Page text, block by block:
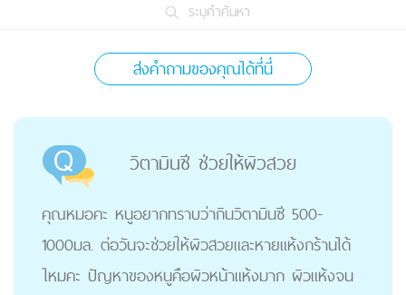
ระบุคำค้นหา
ส่งคำถามของคุณได้ที่นี่
วิตามินซี ช่วยให้ผิวสวย
คุณหมอคะ หนูอยากทราบว่ากินวิตามินซี 500-
1000มล. ต่อวันจะช่วยให้ผิวสวยและหายแห้งกร้านได้
ไหมคะ ปัญหาของหนูคือผิวหน้าแห้งมาก ผิวแห้งจน